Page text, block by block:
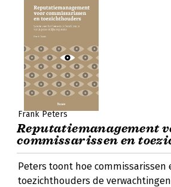
Frank Peters
Reputatiemanagement
commissarissen en
Peters toont hoe commissarissen
toezichthouders de